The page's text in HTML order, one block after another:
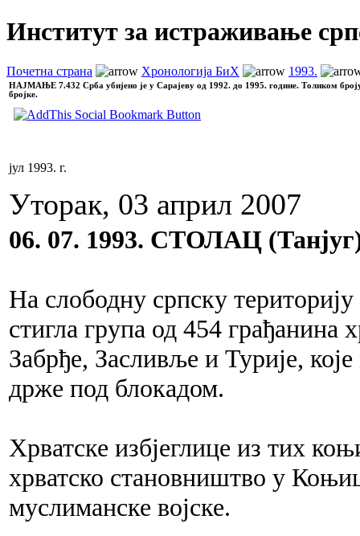
Институт за истраживање
Почетна страна Хронологија БиХ 1993.
НАЈМАЊЕ 7.432 Срба убијено је у Сарајеву од 1992. до 1995. године. Толиком
бројке.
јул 1993. г.
Уторак, 03 април 2007
06. 07. 1993. СТОЛАЦ
На слободну српску
стигла група од 454 грађанина
Забрђе, Засливље и Турије,
држе под блокадом.
Хрватске избјеглице из тих
хрватско становништво у
муслиманске војске.